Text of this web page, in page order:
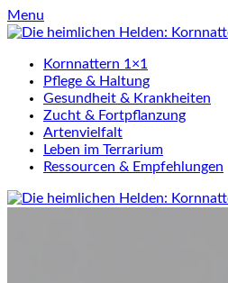
Skip
to
Menu
Kornnattern 1×1
Pflege & Haltung
Gesundheit & Krankheiten
Zucht & Fortpflanzung
Artenvielfalt
Leben im Terrarium
Ressourcen & Empfehlungen